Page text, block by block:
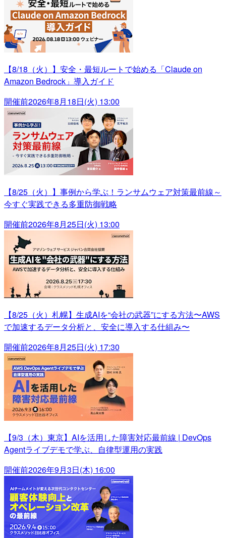
【8/18（火）】安全・最短ルートで始める「Claude on
Amazon Bedrock」導入ガイド
開催前2026年8月18日(火) 13:00
【8/25（火）】事例から学ぶ！ランサムウェア対策最前線～
今すぐ実践できる多重防御戦略
開催前2026年8月25日(火) 13:00
【8/25（火）札幌】生成AIを“会社の武器”にする方法〜AWS
で加速するデータ分析と、安全に導入する仕組み〜
開催前2026年8月25日(火) 17:30
【9/3（木）東京】AIを活用した障害対応最前線 | DevOps
Agentライブデモで学ぶ、自律型運用の実践
開催前2026年9月3日(木) 16:00